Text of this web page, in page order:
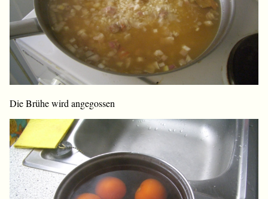
Die Brühe wird angegossen